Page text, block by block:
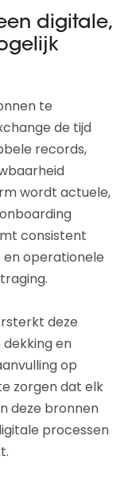
digitale,
te
de tijd
records,
wordt actuele,
consistent
operationele
deze
en
op
zorgen dat elk
deze bronnen
processen